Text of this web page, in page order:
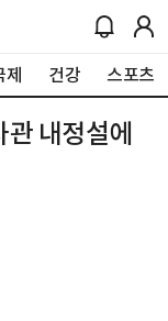
제 건강 스포츠
내정설에